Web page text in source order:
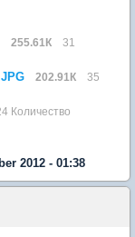
255.61К
31
202.91К
35
Количество
2012 - 01:38